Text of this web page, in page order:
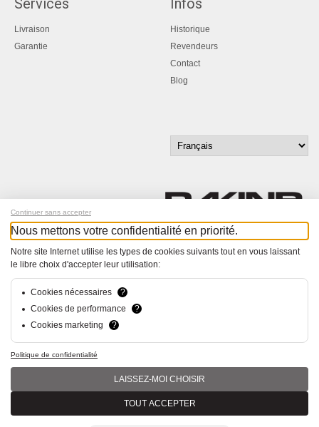
Services
Livraison
Garantie
Infos
Historique
Revendeurs
Contact
Blog
© Bucher+Walt 2011-2026
Tous droits réservés - Informations non contractuelles
hsolutions.ch
Continuer sans accepter
Nous mettons votre confidentialité en priorité.
Notre site Internet utilise les types de cookies suivants tout en vous laissant
le libre choix d'accepter leur utilisation:
Cookies nécessaires
?
Cookies de performance
?
Cookies marketing
?
Politique de confidentialité
LAISSEZ-MOI CHOISIR
TOUT ACCEPTER